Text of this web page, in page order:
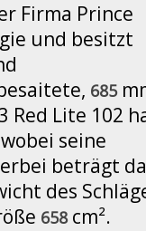
Firma Prince
und besitzt
685
Red Lite 102
wobei seine
beträgt
des
658cm².